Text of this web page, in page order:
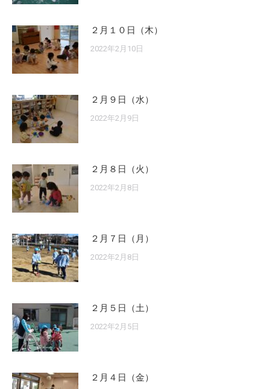
２月１０日（木）
2022年2月10日
２月９日（水）
2022年2月9日
２月８日（火）
2022年2月8日
２月７日（月）
2022年2月8日
２月５日（土）
2022年2月5日
２月４日（金）